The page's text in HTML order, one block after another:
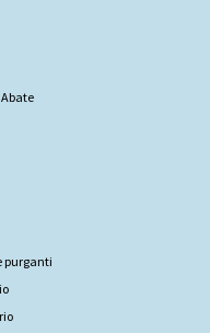
purganti